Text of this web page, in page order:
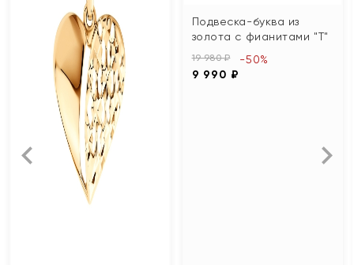
Подвеска-буква из
золота с фианитами "Т"
19 980 ₽
9 990 ₽
-50%